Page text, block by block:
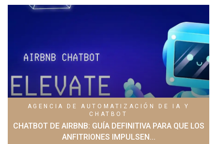
AGENCIA DE AUTOMATIZACIÓN DE IA Y
CHATBOT
CHATBOT DE AIRBNB: GUÍA DEFINITIVA PARA QUE LOS
ANFITRIONES IMPULSEN...